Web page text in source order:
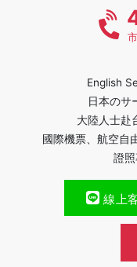
English
日本の
大陸人士赴
國際機票、航空自
證
線上